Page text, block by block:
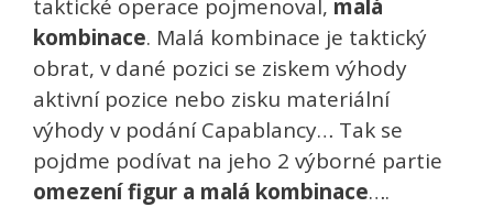
taktické operace pojmenoval, malá
kombinace. Malá kombinace je taktický
obrat, v dané pozici se ziskem výhody
aktivní pozice nebo zisku materiální
výhody v podání Capablancy… Tak se
pojdme podívat na jeho 2 výborné partie
omezení figur a malá kombinace….